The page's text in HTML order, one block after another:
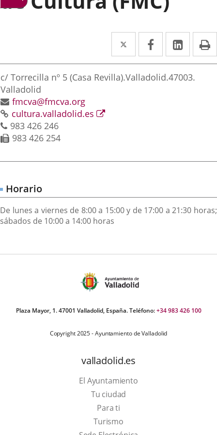
Twitter
Enlace
a
una
Facebook
Enlace
a
una
Enlace
a
una
Adresse
postale
c/ Torrecilla nº 5 (Casa Revilla).Valladolid.47003.
Valladolid
Adresse
de
courrier
électronique
fmcva@fmcva.org
Page
Web
cultura.valladolid.es
Enlace
externa.
Téléphones
983 426 246
Fax
983 426 254
Horario
De lunes a viernes de 8:00 a 15:00 y de 17:00 a 21:30 horas;
sábados de 10:00 a 14:00 horas
Plaza Mayor, 1. 47001 Valladolid, España. Teléfono:+34 983 426 100
Copyright 2025 - Ayuntamiento de Valladolid
valladolid.es
El Ayuntamiento
Tu ciudad
Para ti
TurismoEste